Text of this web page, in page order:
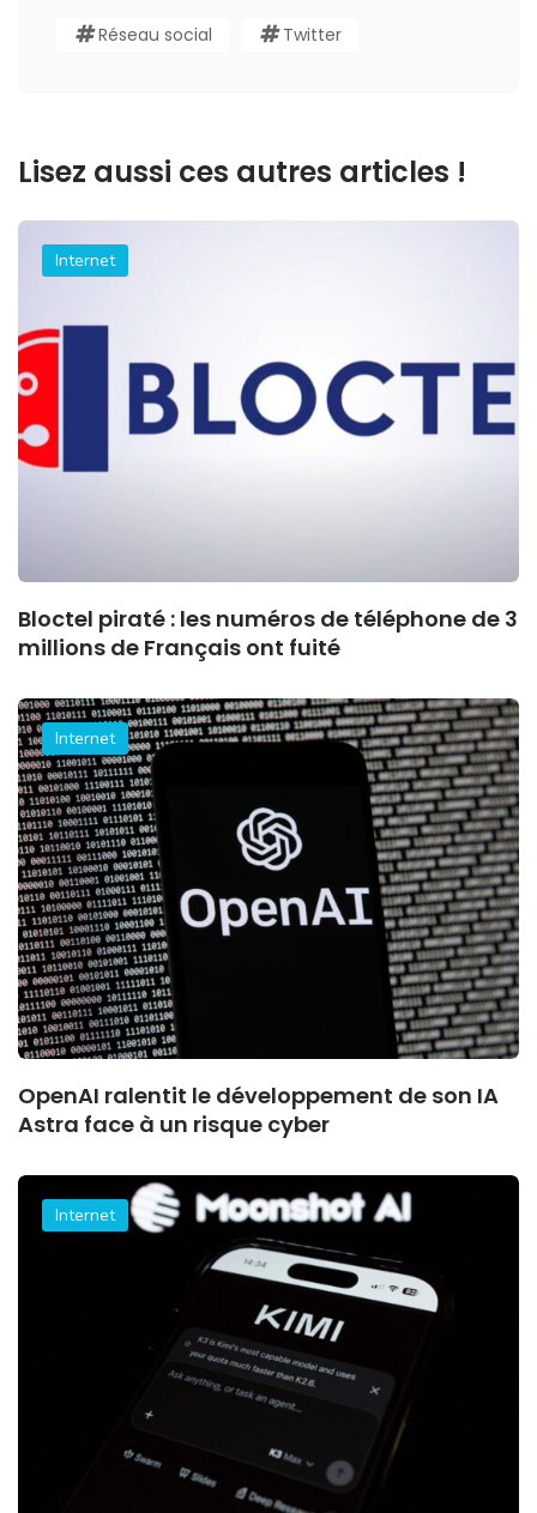
Réseau social Twitter
Lisez aussi ces autres articles !
Internet
Bloctel piraté : les numéros de téléphone de 3
millions de Français ont fuité
Internet
OpenAI ralentit le développement de son IA
Astra face à un risque cyber
Internet